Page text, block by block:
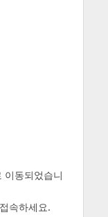
이동되었습니
속하세요.